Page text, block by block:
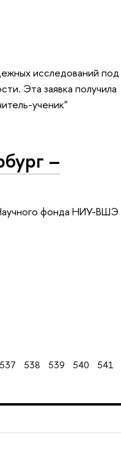
исследований под
Эта заявка получила
ученик"
–
фонда НИУ-ВШЭ
537 538 539 540
541